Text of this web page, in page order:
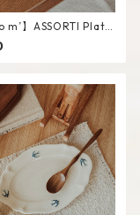
m’】ASSORTI Plate